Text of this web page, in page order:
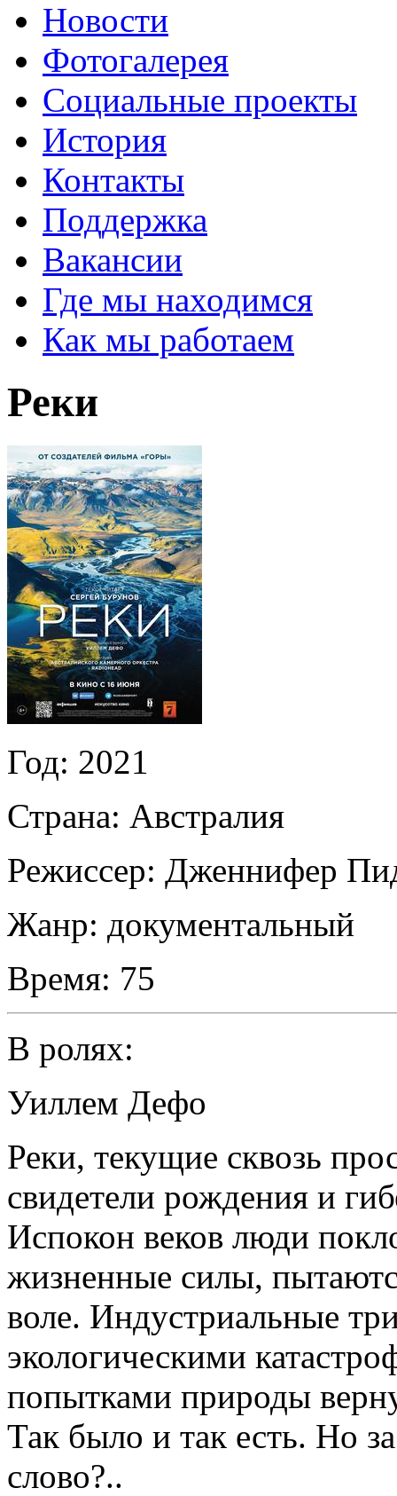
Новости
Фотогалерея
Социальные проекты
История
Контакты
Поддержка
Вакансии
Где мы находимся
Как мы работаем
Реки
Год: 2021
Страна: Австралия
Режиссер: Дженнифер
Жанр: документальный
Время: 75
В ролях:
Уиллем Дефо
Реки, текущие сквозь
свидетели рождения и
Испокон веков люди
жизненные силы,
воле. Индустриальные
экологическими
попытками природы
Так было и так есть. Но
слово?..